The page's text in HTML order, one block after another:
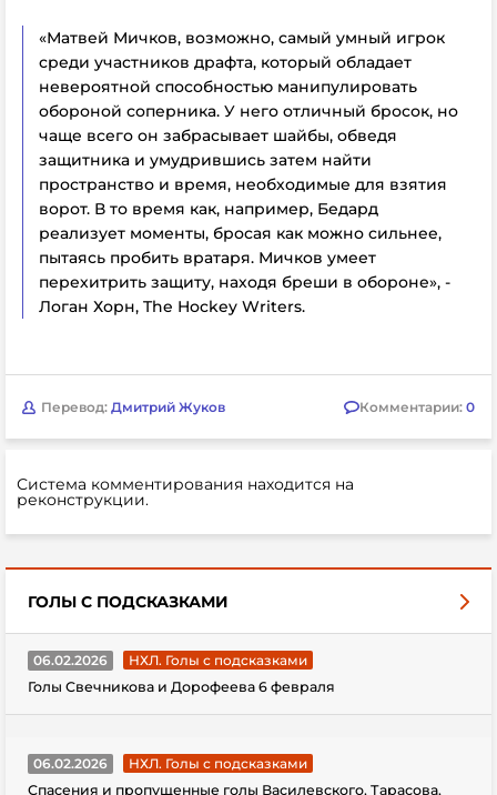
«Матвей Мичков, возможно, самый умный игрок
среди участников драфта, который обладает
невероятной способностью манипулировать
обороной соперника. У него отличный бросок, но
чаще всего он забрасывает шайбы, обведя
защитника и умудрившись затем найти
пространство и время, необходимые для взятия
ворот. В то время как, например, Бедард
реализует моменты, бросая как можно сильнее,
пытаясь пробить вратаря. Мичков умеет
перехитрить защиту, находя бреши в обороне», -
Логан Хорн, The Hockey Writers.
Перевод: Дмитрий Жуков Комментарии: 0
Система комментирования находится на
реконструкции.
ГОЛЫ С ПОДСКАЗКАМИ
06.02.2026
НХЛ. Голы с подсказками
Голы Свечникова и Дорофеева 6 февраля
06.02.2026
НХЛ. Голы с подсказками
Спасения и пропущенные голы Василевского, Тарасова,